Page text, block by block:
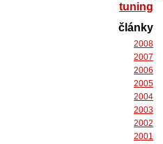
tuning
články
2008
2007
2006
2005
2004
2003
2002
2001